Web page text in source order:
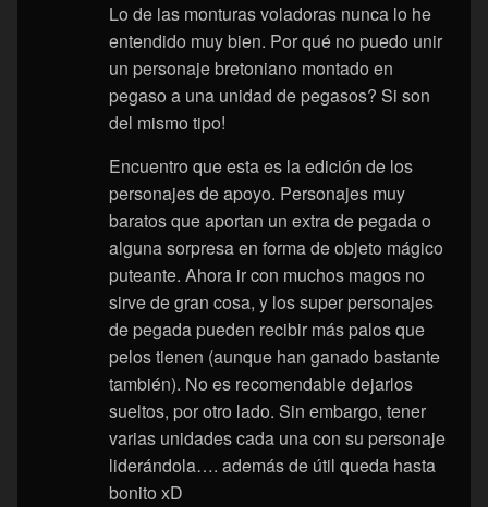
Lo de las monturas voladoras nunca lo he
entendido muy bien. Por qué no puedo unir
un personaje bretoniano montado en
pegaso a una unidad de pegasos? Si son
del mismo tipo!
Encuentro que esta es la edición de los
personajes de apoyo. Personajes muy
baratos que aportan un extra de pegada o
alguna sorpresa en forma de objeto mágico
puteante. Ahora ir con muchos magos no
sirve de gran cosa, y los super personajes
de pegada pueden recibir más palos que
pelos tienen (aunque han ganado bastante
también). No es recomendable dejarlos
sueltos, por otro lado. Sin embargo, tener
varias unidades cada una con su personaje
liderándola…. además de útil queda hasta
bonito xD